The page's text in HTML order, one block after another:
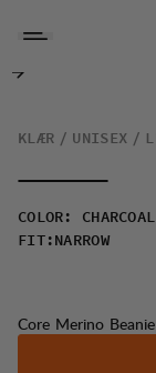
Core Merino Beanie
KLÆR UNISEX
COLOR : CHARCOAL
FIT: NARROW
Core Merino Beanie